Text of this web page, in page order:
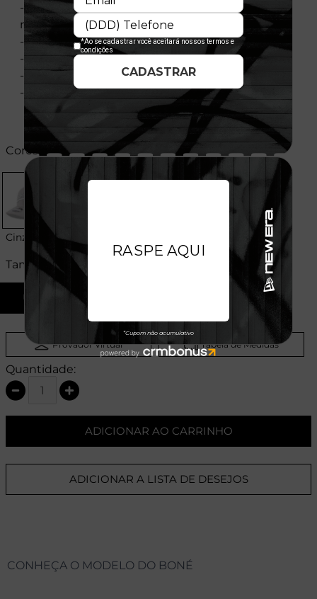
- Elastano nas laterais para melhor encaixe e
maior conforto
- Copa estruturada
- Fechamento tipo Snapback
- Licença oficial
- Composição:
Cores:
Cinza
Tamanhos:
U
Provador Virtual Tabela de Medidas
Quantidade:
ADICIONAR AO CARRINHO
ADICIONAR A LISTA DE DESEJOS
CONHEÇA O MODELO DO BONÉ